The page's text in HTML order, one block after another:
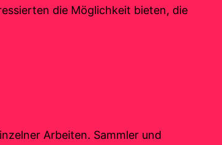
die Möglichkeit bieten, die
Arbeiten. Sammler und